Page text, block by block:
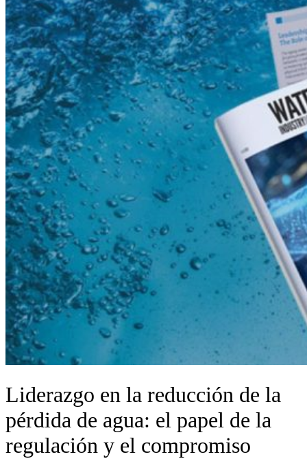
Liderazgo en la reducción de la
pérdida de agua: el papel de la
regulación y el compromiso